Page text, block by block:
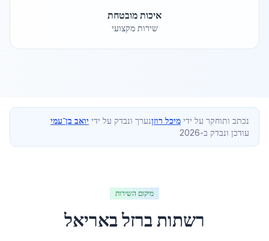
איכות מובטחת
שירות מקצועי
נכתב ותוחקר על ידי מיכל רוזןנערך ונבדק על ידי יואב בן־עמי
עודכן ונבדק ב-2026
מיקום השירות
רשתות ברזלבאריאל